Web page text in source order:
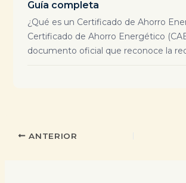
Guía completa
¿Qué es un Certificado de Ahorro
Certificado de Ahorro Energético
documento oficial que reconoce la
ANTERIOR